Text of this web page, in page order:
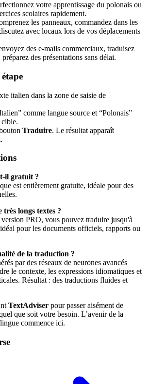
votre apprentissage du polonais ou
scolaires rapidement.
les panneaux, commandez dans les
avec locaux lors de vos déplacements
des e-mails commerciaux, traduisez
des présentations sans délai.
italien dans la zone de saisie de
comme langue source et “Polonais”
Traduire. Le résultat apparaît
il gratuit ?
est entièrement gratuite, idéale pour des
longs textes ?
PRO, vous pouvez traduire jusqu'à
pour les documents officiels, rapports ou
de la traduction ?
par des réseaux de neurones avancés
le contexte, les expressions idiomatiques et
Résultat : des traductions fluides et
TextAdviser pour passer aisément de
que soit votre besoin. L’avenir de la
commence ici.